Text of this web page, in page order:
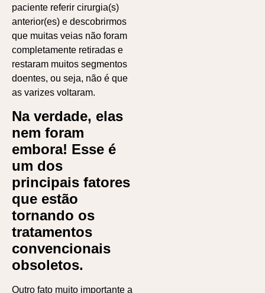
paciente referir cirurgia(s)
anterior(es) e descobrirmos
que muitas veias não foram
completamente retiradas e
restaram muitos segmentos
doentes, ou seja, não é que
as varizes voltaram.
Na verdade, elas
nem foram
embora! Esse é
um dos
principais fatores
que estão
tornando os
tratamentos
convencionais
obsoletos.
Outro fato muito importante a